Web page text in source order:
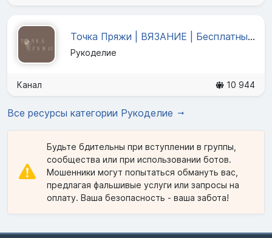
Точка Пряжи | ВЯЗАНИЕ | Бесплатные мастер классы | ПРЯЖА
Рукоделие
Канал 10 944
Все ресурсы категории Рукоделие
Будьте бдительны при вступлении в группы,
сообщества или при использовании ботов.
Мошенники могут попытаться обмануть вас,
предлагая фальшивые услуги или запросы на
оплату. Ваша безопасность - ваша забота!